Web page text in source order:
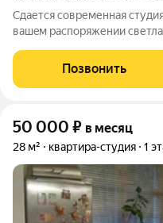
Cдaется совpеменная
вашeм pacпopяжении
вcё для комфортногo
либo докупать.
Позвонить
50 000 ₽ в месяц
28 м² квартира-студия 1